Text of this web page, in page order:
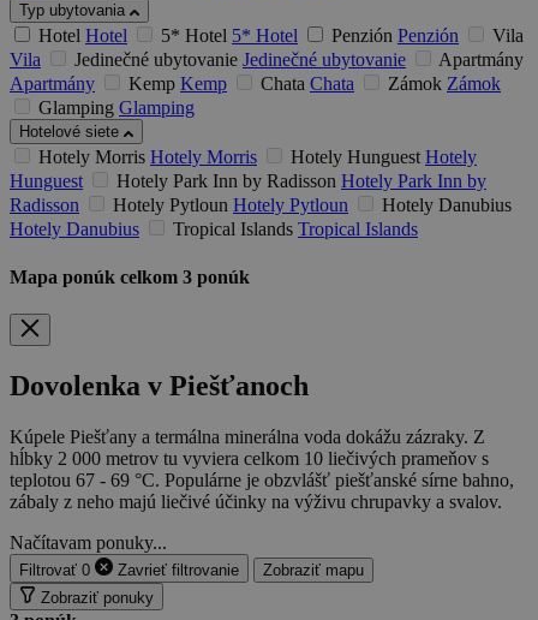
Typ ubytovania
Hotel Hotel 5* Hotel 5* Hotel Penzión Penzión
Vila
Vila
Jedinečné ubytovanie Jedinečné ubytovanie
Apartmány
Apartmány
Kemp Kemp Chata Chata Zámok Zámok
Glamping Glamping
Hotelové siete
Hotely Morris Hotely Morris Hotely Hunguest Hotely
Hunguest
Hotely Park Inn by Radisson Hotely Park Inn by
Radisson
Hotely Pytloun Hotely Pytloun
Hotely Danubius
Hotely Danubius
Tropical Islands Tropical Islands
Mapa ponúk celkom 3 ponúk
Dovolenka v Piešťanoch
Kúpele Piešťany a termálna minerálna voda dokážu zázraky. Z
hĺbky 2 000 metrov tu vyviera celkom 10 liečivých prameňov s
teplotou 67 - 69 °C. Populárne je obzvlášť piešťanské sírne bahno,
zábaly z neho majú liečivé účinky na výživu chrupavky a svalov.
Načítavam ponuky...
Filtrovať 0 Zavrieť filtrovanie
Zobraziť mapu
Zobraziť ponuky